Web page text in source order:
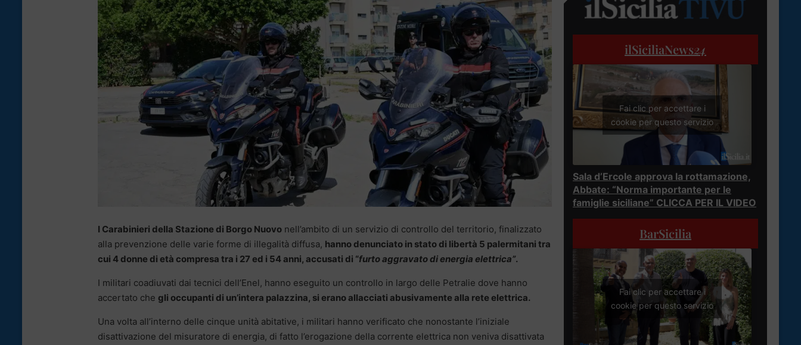
I Carabinieri della Stazione di Borgo Nuovo nell’ambito di un servizio di controllo del territorio, finalizzato
alla prevenzione delle varie forme di illegalità diffusa, hanno denunciato in stato di libertà 5 palermitani tra
cui 4 donne di età compresa tra i 27 ed i 54 anni, accusati di “furto aggravato di energia elettrica”.
I militari coadiuvati dai tecnici dell’Enel, hanno eseguito un controllo in largo delle Petralie dove hanno
accertato che gli occupanti di un’intera palazzina, si erano allacciati abusivamente alla rete elettrica.
Una volta all’interno delle cinque unità abitative, i militari hanno verificato che nonostante l’iniziale
disattivazione del misuratore di energia, di fatto l’erogazione della corrente elettrica non veniva disattivata
ilSiciliaNews24
Fai clic per accettare i
cookie per questo servizio
Sala d’Ercole approva la rottamazione,
Abbate: “Norma importante per le
famiglie siciliane” CLICCA PER IL VIDEO
BarSicilia
Fai clic per accettare i
cookie per questo servizio